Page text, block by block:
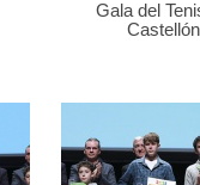
Gala del
Castellón